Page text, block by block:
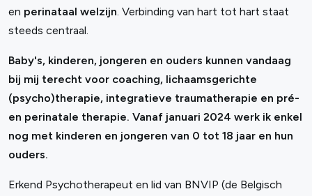
en perinataal welzijn. Verbinding van hart tot hart staat
steeds centraal.
Baby's, kinderen, jongeren en ouders kunnen vandaag
bij mij terecht voor coaching, lichaamsgerichte
(psycho)therapie, integratieve traumatherapie en pré-
en perinatale therapie. Vanaf januari 2024 werk ik enkel
nog met kinderen en jongeren van 0 tot 18 jaar en hun
ouders.
Erkend Psychotherapeut en lid van BNVIP (de Belgisch